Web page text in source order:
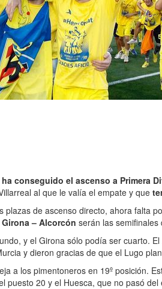
conseguido el ascenso a Primera
al que le valía el empate y que
plazas de ascenso directo, ahora falta
Girona – Alcorcón serán las semifinales
y el Girona sólo podía ser cuarto. El
y dieron gracias de que el Lugo
a los pimentoneros en 19º posición.
puesto 20 y el Huesca, que no pasó